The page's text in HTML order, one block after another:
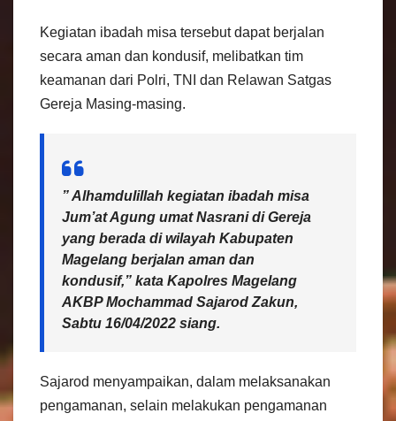
Kegiatan ibadah misa tersebut dapat berjalan
secara aman dan kondusif, melibatkan tim
keamanan dari Polri, TNI dan Relawan Satgas
Gereja Masing-masing.
” Alhamdulillah kegiatan ibadah misa
Jum’at Agung umat Nasrani di Gereja
yang berada di wilayah Kabupaten
Magelang berjalan aman dan
kondusif,” kata Kapolres Magelang
AKBP Mochammad Sajarod Zakun,
Sabtu 16/04/2022 siang.
Sajarod menyampaikan, dalam melaksanakan
pengamanan, selain melakukan pengamanan